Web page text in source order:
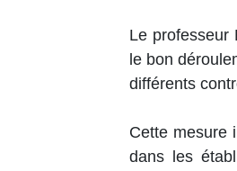
Le professeur
le bon
différents
Cette mesure
dans les